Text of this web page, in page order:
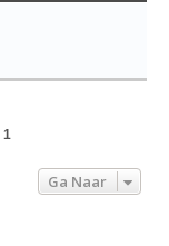
1
Ga Naar